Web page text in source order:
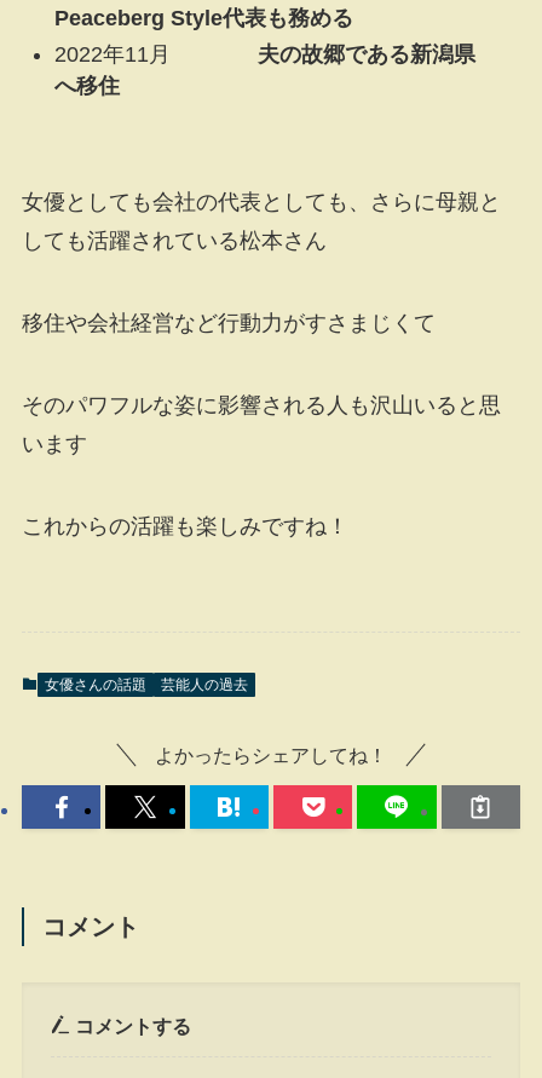
Peaceberg Style代表も務める
2022年11月 夫の故郷である新潟県
へ移住
女優としても会社の代表としても、さらに母親と
しても活躍されている松本さん
移住や会社経営など行動力がすさまじくて
そのパワフルな姿に影響される人も沢山いると思
います
これからの活躍も楽しみですね！
女優さんの話題 芸能人の過去
よかったらシェアしてね！
コメント
コメントする